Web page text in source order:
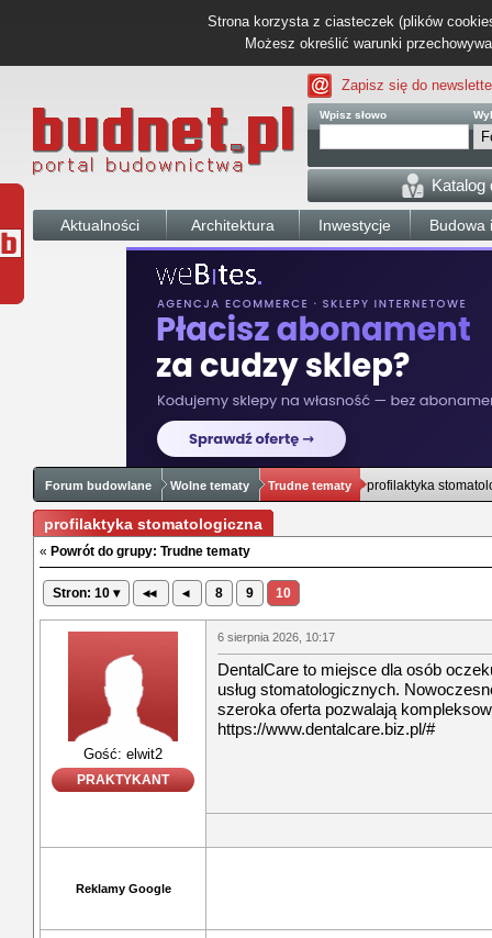
Strona korzysta z ciasteczek (plików
Możesz określić warunki
Zapisz się do
Wpisz słowo
Katalog
Aktualności Architektura Inwestycje Budowa
Forum budowlane Wolne tematy Trudne tematy profilaktyka
profilaktyka stomatologiczna
« Powrót do grupy: Trudne tematy
Stron: 10 ▾ ◂◂ ◂ 8 9 10
Gość: elwit2
PRAKTYKANT
6 sierpnia 2026, 10:17
DentalCare to miejsce dla osób
usług stomatologicznych.
szeroka oferta pozwalają
https://www.dentalcare.biz.pl/#
Reklamy Google